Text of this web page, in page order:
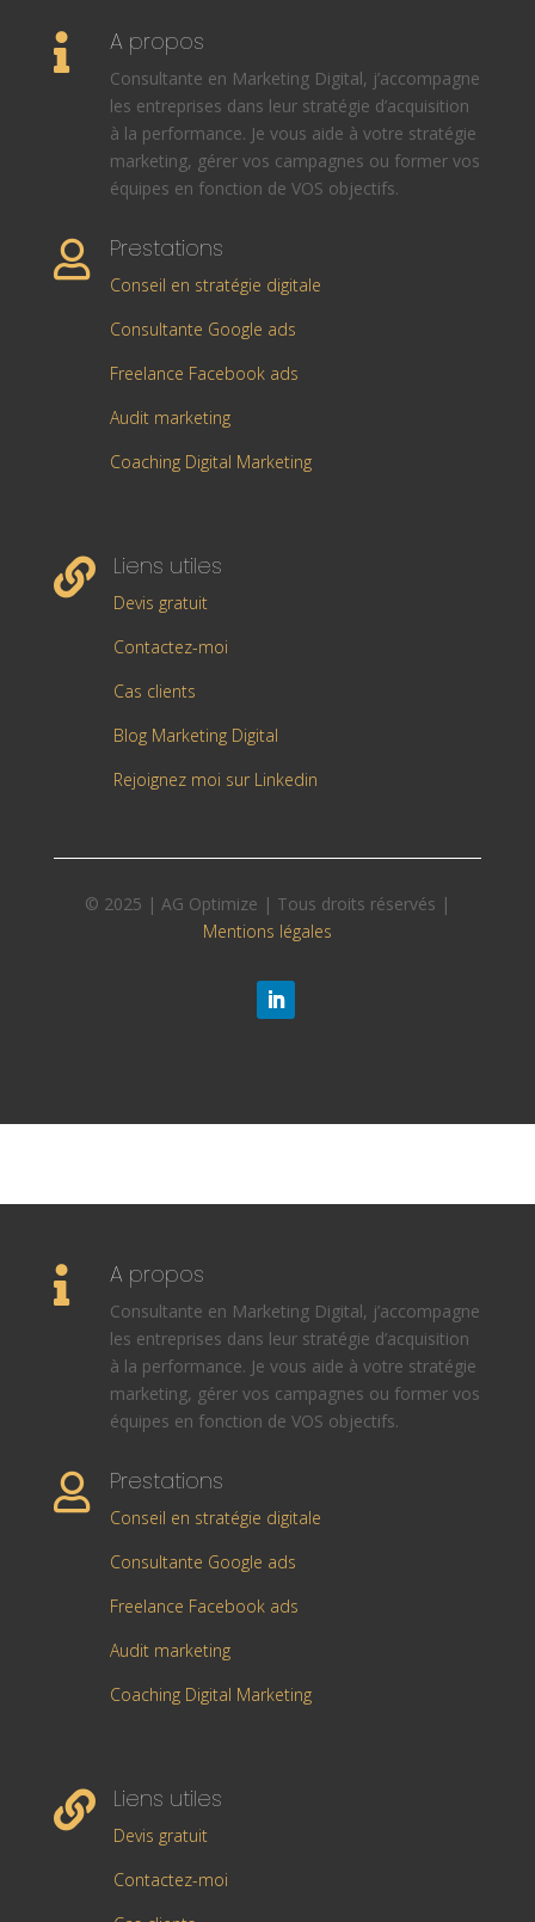
 A propos
Consultante en Marketing Digital, j’accompagne
les entreprises dans leur stratégie d’acquisition
à la performance. Je vous aide à votre stratégie
marketing, gérer vos campagnes ou former vos
équipes en fonction de VOS objectifs.
 Prestations
Conseil en stratégie digitale
Consultante Google ads
Freelance Facebook ads
Audit marketing
Coaching Digital Marketing
 Liens utiles
Devis gratuit
Contactez-moi
Cas clients
Blog Marketing Digital
Rejoignez moi sur Linkedin
© 2025 | AG Optimize | Tous droits réservés |
Mentions légales
 A propos
Consultante en Marketing Digital, j’accompagne
les entreprises dans leur stratégie d’acquisition
à la performance. Je vous aide à votre stratégie
marketing, gérer vos campagnes ou former vos
équipes en fonction de VOS objectifs.
 Prestations
Conseil en stratégie digitale
Consultante Google ads
Freelance Facebook ads
Audit marketing
Coaching Digital Marketing
 Liens utiles
Devis gratuit
Contactez-moi